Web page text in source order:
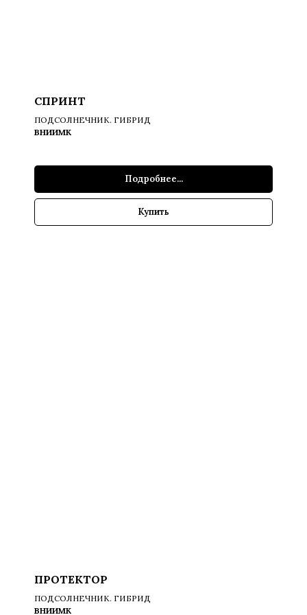
СПРИНТ
ПОДСОЛНЕЧНИК. ГИБРИД
ВНИИМК
Подробнее...
Купить
ПРОТЕКТОР
ПОДСОЛНЕЧНИК. ГИБРИД
ВНИИМК